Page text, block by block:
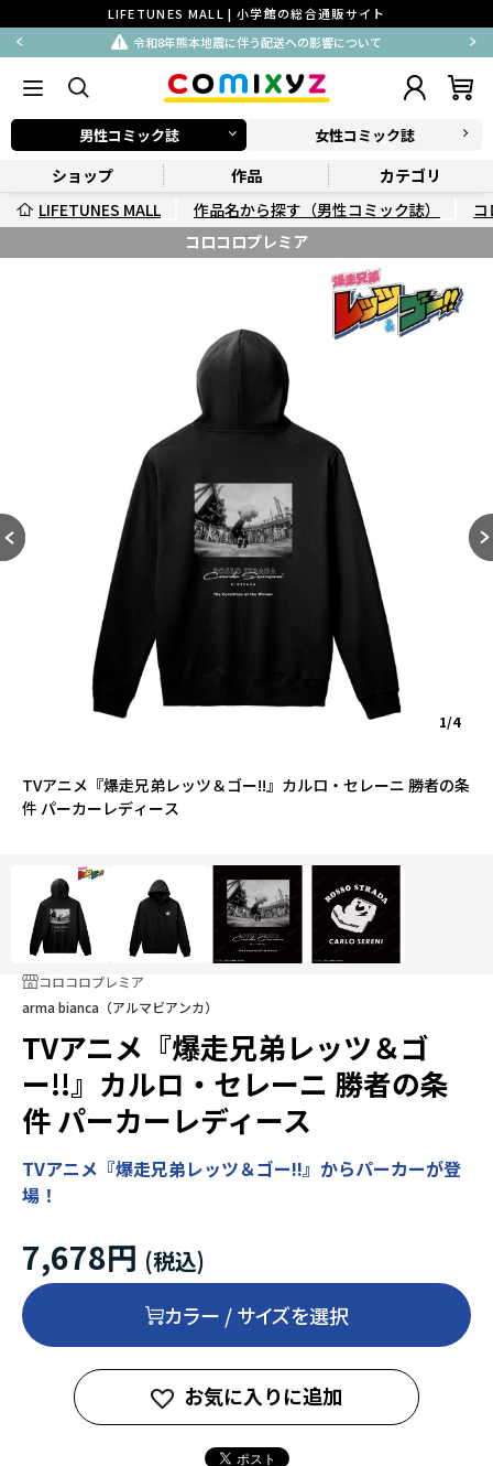
LIFETUNES MALL | 小学館の総合通販サイト
令和8年熊本地震に伴う配送への影響について
男性コミック誌 女性コミック誌
ショップ 作品
カテゴリ
LIFETUNES MALL
作品名から探す（男性コミック誌）
コロコロプレミア
TVアニメ『爆走兄弟レッツ＆ゴー!!』カルロ・セレーニ 勝者の条
件 パーカーレディース
1/4
コロコロプレミア
arma bianca（アルマビアンカ）
TVアニメ『爆走兄弟レッツ＆ゴ
ー!!』カルロ・セレーニ 勝者の条
件 パーカーレディース
TVアニメ『爆走兄弟レッツ＆ゴー!!』からパーカーが登
場！
7,678円
カラー / サイズを選択
お気に入りに追加